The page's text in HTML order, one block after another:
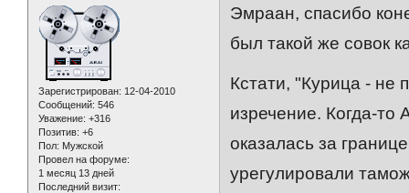
Зарегистрирован: 12-04-2010
Сообщений: 546
Уважение: +316
Позитив: +6
Пол: Мужской
Провел на форуме:
1 месяц 13 дней
Последний визит:
Эмраан, спасибо
был такой же совок
Кстати, "Курица - не
изречение. Когда-
оказалась за
урегулировали